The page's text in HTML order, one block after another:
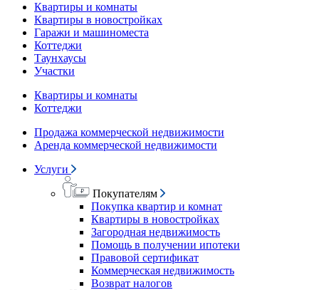
Квартиры и комнаты
Квартиры в новостройках
Гаражи и машиноместа
Коттеджи
Таунхаусы
Участки
Квартиры и комнаты
Коттеджи
Продажа коммерческой недвижимости
Аренда коммерческой недвижимости
Услуги
Покупателям
Покупка квартир и комнат
Квартиры в новостройках
Загородная недвижимость
Помощь в получении ипотеки
Правовой сертификат
Коммерческая недвижимость
Возврат налогов